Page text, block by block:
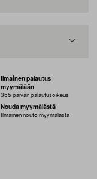
Ilmainen palautus
myymälään
365 päivän palautusoikeus
Nouda myymälästä
Ilmainen nouto myymälästä